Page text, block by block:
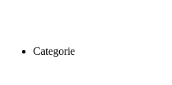
Categorie